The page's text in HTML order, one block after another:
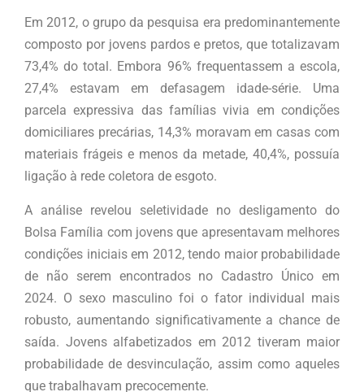
Em 2012, o grupo da pesquisa era predominantemente
composto por jovens pardos e pretos, que totalizavam
73,4% do total. Embora 96% frequentassem a escola,
27,4% estavam em defasagem idade-série. Uma
parcela expressiva das famílias vivia em condições
domiciliares precárias, 14,3% moravam em casas com
materiais frágeis e menos da metade, 40,4%, possuía
ligação à rede coletora de esgoto.
A análise revelou seletividade no desligamento do
Bolsa Família com jovens que apresentavam melhores
condições iniciais em 2012, tendo maior probabilidade
de não serem encontrados no Cadastro Único em
2024. O sexo masculino foi o fator individual mais
robusto, aumentando significativamente a chance de
saída. Jovens alfabetizados em 2012 tiveram maior
probabilidade de desvinculação, assim como aqueles
que trabalhavam precocemente.